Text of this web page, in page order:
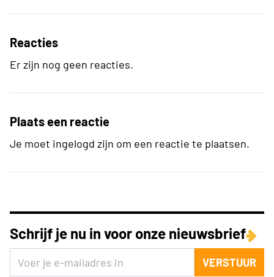
Reacties
Er zijn nog geen reacties.
Plaats een reactie
Je moet ingelogd zijn om een reactie te plaatsen.
Schrijf je nu in voor onze nieuwsbrief
VERSTUUR